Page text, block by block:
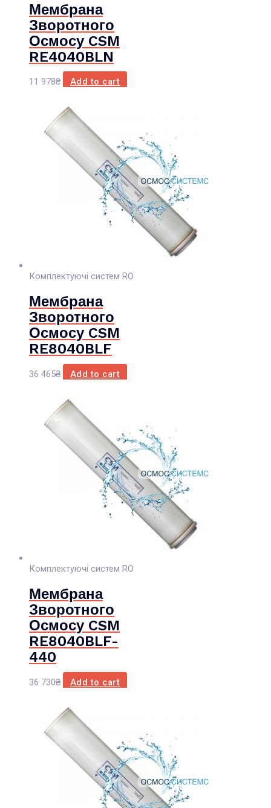
Мембрана
Зворотного
Осмосу CSM
RE4040BLN
11 978₴ Add to cart
Комплектуючі систем RO
Мембрана
Зворотного
Осмосу CSM
RE8040BLF
36 465₴ Add to cart
Комплектуючі систем RO
Мембрана
Зворотного
Осмосу CSM
RE8040BLF-
440
36 730₴ Add to cart